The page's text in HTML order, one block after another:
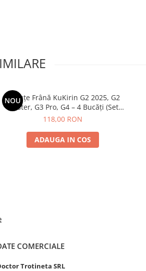
NOU
Plăcuțe Frână KuKirin G2 2025, G2
Master, G3 Pro, G4 – 4 Bucăți (Set
118,00 RON
ADAUGA IN COS
COMERCIALE
Trotineta SRL